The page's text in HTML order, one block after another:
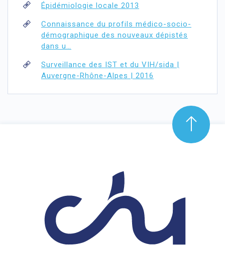
Épidémiologie locale 2013
Connaissance du profils médico-socio-
démographique des nouveaux dépistés
dans u…
Surveillance des IST et du VIH/sida |
Auvergne-Rhône-Alpes | 2016